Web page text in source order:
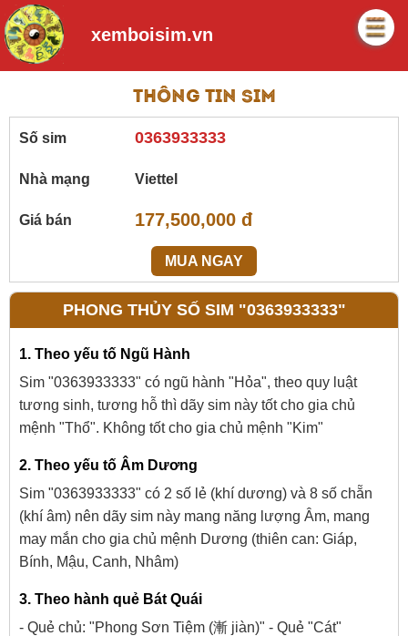
xemboisim.vn
Thông tin sim
Số sim 0363933333
Nhà mạng Viettel
Giá bán 177,500,000 đ
MUA NGAY
PHONG THỦY SỐ SIM "0363933333"
1. Theo yếu tố Ngũ Hành
Sim "0363933333" có ngũ hành "Hỏa", theo quy luật
tương sinh, tương hỗ thì dãy sim này tốt cho gia chủ
mệnh "Thổ". Không tốt cho gia chủ mệnh "Kim"
2. Theo yếu tố Âm Dương
Sim "0363933333" có 2 số lẻ (khí dương) và 8 số chẵn
(khí âm) nên dãy sim này mang năng lượng Âm, mang
may mắn cho gia chủ mệnh Dương (thiên can: Giáp,
Bính, Mậu, Canh, Nhâm)
3. Theo hành quẻ Bát Quái
- Quẻ chủ: "Phong Sơn Tiệm (漸 jiàn)" - Quẻ "Cát"